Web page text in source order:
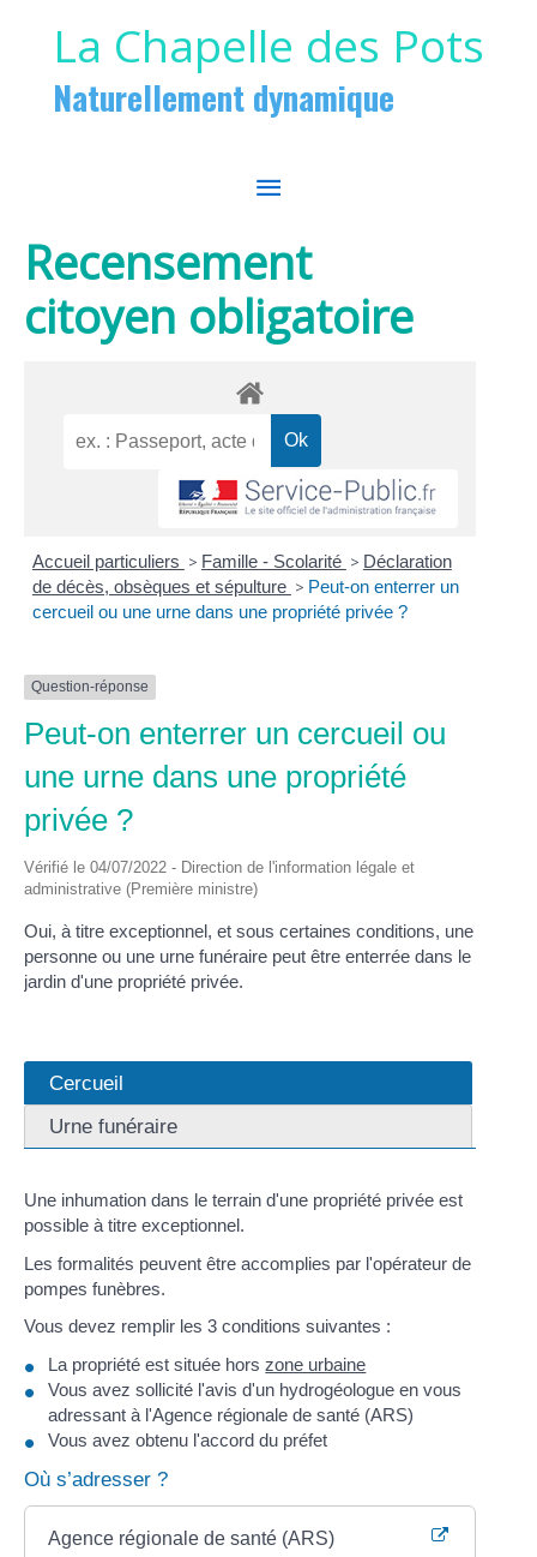
La Chapelle des Pots
Naturellement dynamique
MENU
PRINCIPAL
Recensement
citoyen obligatoire
Accueil particuliers > Famille - Scolarité > Déclaration
de décès, obsèques et sépulture > Peut-on enterrer un
cercueil ou une urne dans une propriété privée ?
Question-réponse
Peut-on enterrer un cercueil ou
une urne dans une propriété
privée ?
Vérifié le 04/07/2022 - Direction de l'information légale et
administrative (Première ministre)
Oui, à titre exceptionnel, et sous certaines conditions, une
personne ou une urne funéraire peut être enterrée dans le
jardin d'une propriété privée.
Cercueil
Urne funéraire
Une inhumation dans le terrain d'une propriété privée est
possible à titre exceptionnel.
Les formalités peuvent être accomplies par l'opérateur de
pompes funèbres.
Vous devez remplir les 3 conditions suivantes :
La propriété est située horszone urbaine
Vous avez sollicité l'avis d'un hydrogéologue en vous
adressant à l'Agence régionale de santé (ARS)
Vous avez obtenu l'accord du préfet
Où s’adresser ?
Agence régionale de santé (ARS)